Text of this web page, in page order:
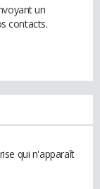
un
contacts.
qui n'apparaît